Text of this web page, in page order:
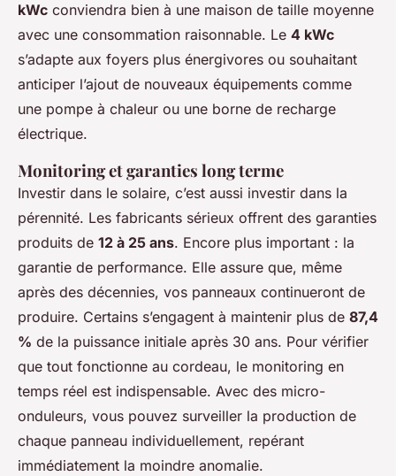
kWc conviendra bien à une maison de taille moyenne
avec une consommation raisonnable. Le 4 kWc
s’adapte aux foyers plus énergivores ou souhaitant
anticiper l’ajout de nouveaux équipements comme
une pompe à chaleur ou une borne de recharge
électrique.
Monitoring et garanties long terme
Investir dans le solaire, c’est aussi investir dans la
pérennité. Les fabricants sérieux offrent des garanties
produits de 12 à 25 ans. Encore plus important : la
garantie de performance. Elle assure que, même
après des décennies, vos panneaux continueront de
produire. Certains s’engagent à maintenir plus de 87,4
% de la puissance initiale après 30 ans. Pour vérifier
que tout fonctionne au cordeau, le monitoring en
temps réel est indispensable. Avec des micro-
onduleurs, vous pouvez surveiller la production de
chaque panneau individuellement, repérant
immédiatement la moindre anomalie.